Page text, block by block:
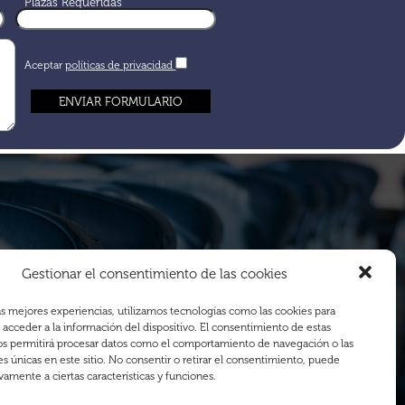
Gestionar el consentimiento de las cookies
mejores experiencias, utilizamos tecnologías como las cookies para
a la información del dispositivo. El consentimiento de estas
permitirá procesar datos como el comportamiento de navegación o las
únicas en este sitio. No consentir o retirar el consentimiento, puede
a ciertas características y funciones.
Aceptarpolíticas de privacidad